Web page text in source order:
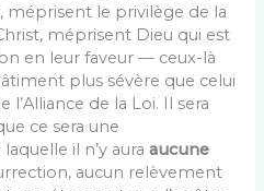
mé­prisent le privilège de la
méprisent Dieu qui est
en leur faveur — ceux-là
plus sévère que celui
l’Alliance de la Loi. Il sera
ce sera une
il n’y auraaucune
aucun relèvement